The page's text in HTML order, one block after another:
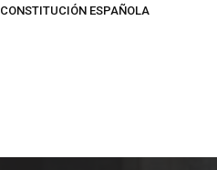
CONSTITUCIÓN ESPAÑOLA